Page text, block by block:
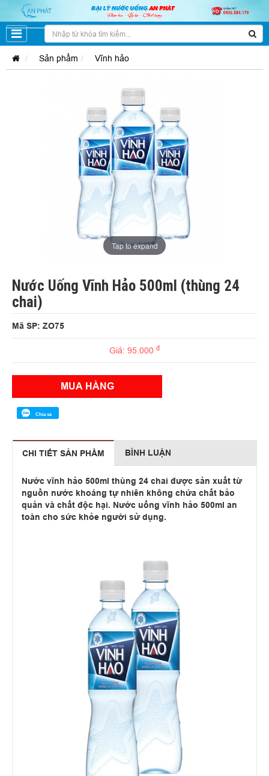
Sản phẩm Vĩnh hảo
Tap to expand
Nước Uống Vĩnh Hảo 500ml (thùng 24
chai)
Mã SP: ZO75
Giá: 95.000 đ
MUA HÀNG
Chia sẻ
CHI TIẾT SẢN PHẨM BÌNH LUẬN
Nước vĩnh hảo 500ml thùng 24 chai được sản xuất từ
nguồn nước khoáng tự nhiên không chứa chất bảo
quản và chất độc hại. Nước uống vĩnh hảo 500ml an
toàn cho sức khỏe người sử dụng.